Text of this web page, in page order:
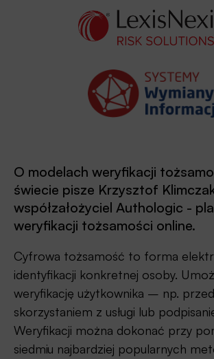
O modelach weryfikacji
świecie pisze Krzysztof
współzałożyciel Authologic -
weryfikacji tożsamości online.
Cyfrowa tożsamość to forma
identyfikacji konkretnej osoby.
weryfikację użytkownika – np. przed
skorzystaniem z usługi lub
Weryfikacji można dokonać przy
siedmiu najbardziej popularnych